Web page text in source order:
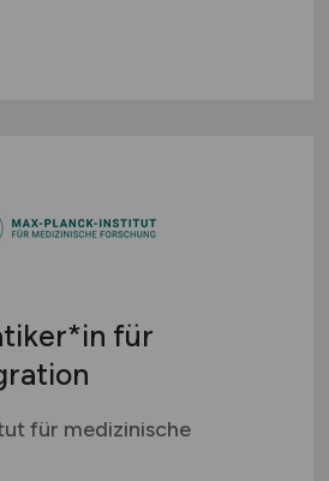
für
für medizinische